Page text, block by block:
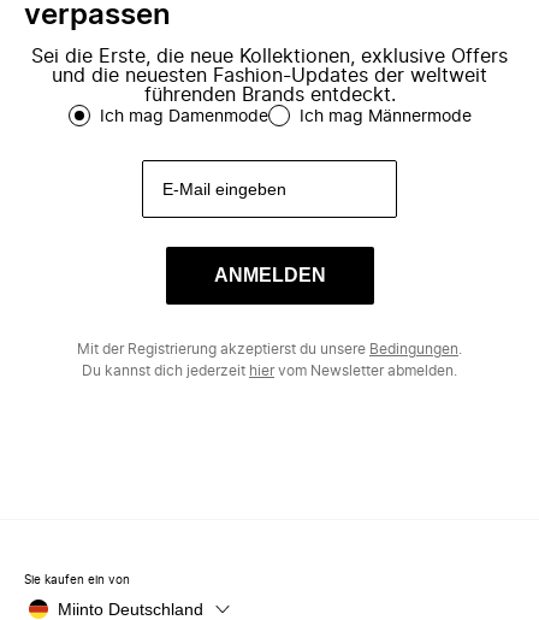
verpassen
Sei die Erste, die neue Kollektionen, exklusive Offers
und die neuesten Fashion-Updates der weltweit
führenden Brands entdeckt.
Ich mag Damenmode Ich mag Männermode
ANMELDEN
Mit der Registrierung akzeptierst du unsere Bedingungen
Du kannst dich jederzeit hiervom Newsletter abmelden.
Sie kaufen ein von
Miinto Deutschland